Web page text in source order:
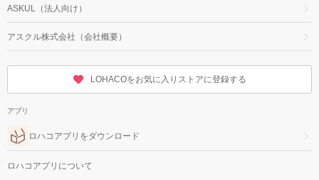
ASKUL（法人向け）
アスクル株式会社（会社概要）
LOHACOをお気に入りストアに登録する
アプリ
ロハコアプリをダウンロード
ロハコアプリについて